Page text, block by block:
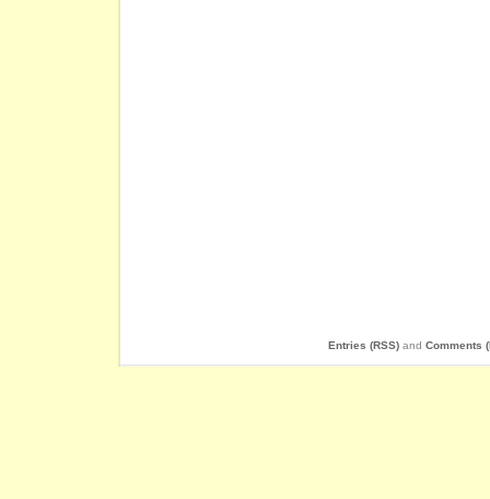
Entries (RSS) and Comments